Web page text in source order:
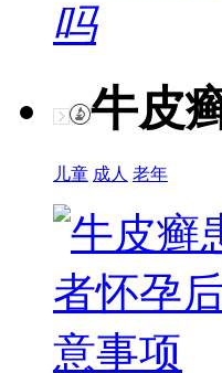
吗
牛皮
儿童 成人 老年